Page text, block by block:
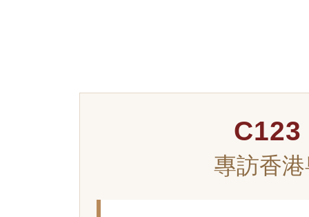
C123
專訪香